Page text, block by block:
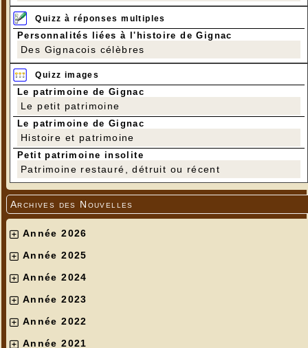
Quizz à réponses multiples
Personnalités liées à l'histoire de Gignac
Des Gignacois célèbres
Quizz images
Le patrimoine de Gignac
Le petit patrimoine
Le patrimoine de Gignac
Histoire et patrimoine
Petit patrimoine insolite
Patrimoine restauré, détruit ou récent
Archives des Nouvelles
Année 2026
Année 2025
Année 2024
Année 2023
Année 2022
Année 2021